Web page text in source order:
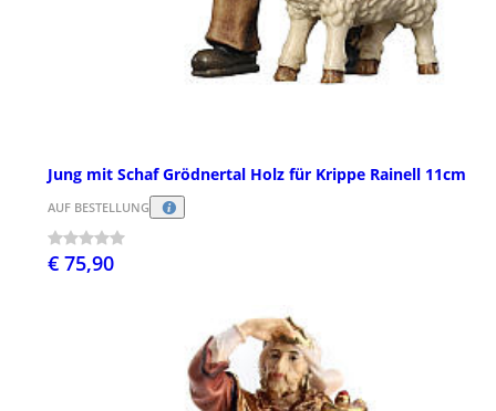
Jung mit Schaf Grödnertal Holz für Krippe Rainell 11cm
AUF BESTELLUNG
€ 75,90